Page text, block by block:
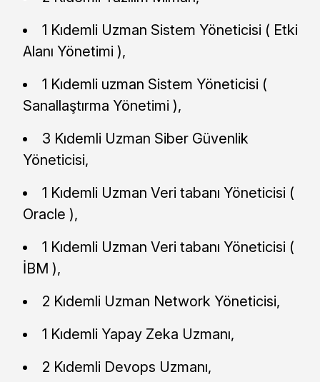
1 Kıdemli Uzman Sistem Yöneticisi ( Etki
Alanı Yönetimi ),
1 Kıdemli uzman Sistem Yöneticisi (
Sanallaştırma Yönetimi ),
3 Kıdemli Uzman Siber Güvenlik
Yöneticisi,
1 Kıdemli Uzman Veri tabanı Yöneticisi (
Oracle ),
1 Kıdemli Uzman Veri tabanı Yöneticisi (
İBM ),
2 Kıdemli Uzman Network Yöneticisi,
1 Kıdemli Yapay Zeka Uzmanı,
2 Kıdemli Devops Uzmanı,